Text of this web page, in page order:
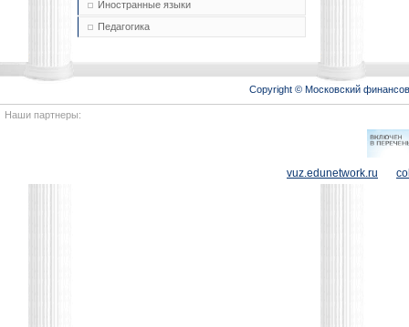
Иностранные языки
Педагогика
Copyright © Московский
Наши партнеры:
vuz.edunetwork.ru